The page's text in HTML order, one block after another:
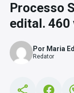
Processo
edital. 460
Por Maria
Redator